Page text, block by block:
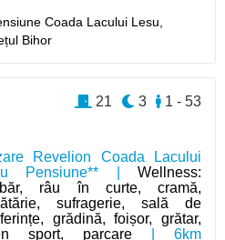
Coada Lacului Lesu,
Bihor
Revelion Coada Lacului
Pensiune** | Wellness:
râu în curte, cramă,
sufragerie, sală de
grădină, foișor, grătar,
sport, parcare | 6km
1 - 53
3
21